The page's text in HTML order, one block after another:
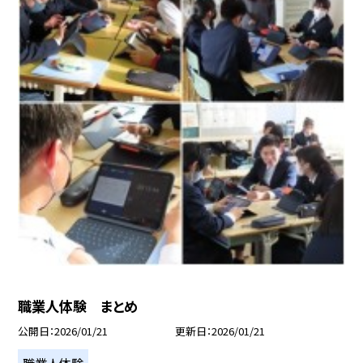
職業人体験 まとめ
公開日 2026/01/21 更新日 2026/01/21